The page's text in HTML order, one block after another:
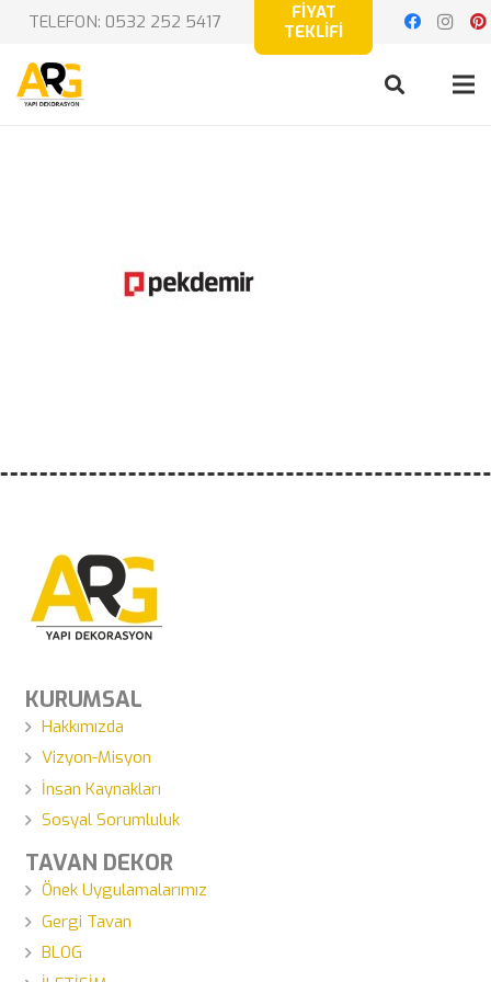
TELEFON: 0532 252 5417
FİYAT
TEKLİFİ
KURUMSAL
Hakkımızda
Vizyon-Misyon
İnsan Kaynakları
Sosyal Sorumluluk
TAVAN DEKOR
Önek Uygulamalarımız
Gergi Tavan
BLOG